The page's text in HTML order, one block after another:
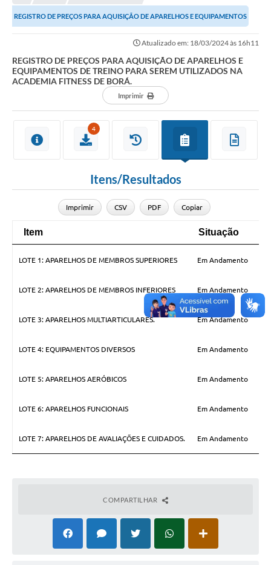
Transparência
Editais
Poder Executivo (Estrutura Adm.)
Serviços ao Contribuinte
Legislação
Contas Públicas
Telefones Úteis
Guia Rápido
Agenda
REGISTRO DE PREÇOS PARA AQUISIÇÃO DE APARELHOS E EQUIPAMENTOS
Atualizado em: 18/03/2024 às 16h11
REGISTRO DE PREÇOS PARA AQUISIÇÃO DE APARELHOS E
EQUIPAMENTOS DE TREINO PARA SEREM UTILIZADOS NA
ACADEMIA FITNESS DE BORÁ.
Imprimir
4
Itens/Resultados
Imprimir CSV PDF Copiar
Item Situação
LOTE 1: APARELHOS DE MEMBROS SUPERIORES Em Andamento
LOTE 2: APARELHOS DE MEMBROS INFERIORES Em Andamento
LOTE 3: APARELHOS MULTIARTICULARES. Em Andamento
LOTE 4: EQUIPAMENTOS DIVERSOS Em Andamento
LOTE 5: APARELHOS AERÓBICOS Em Andamento
LOTE 6: APARELHOS FUNCIONAIS Em Andamento
LOTE 7: APARELHOS DE AVALIAÇÕES E CUIDADOS. Em Andamento
COMPARTILHAR